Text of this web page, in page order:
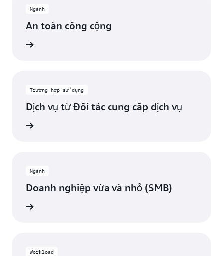
Ngành
An toàn công cộng
Trường hợp sử dụng
Dịch vụ từ Đối tác cung cấp dịch vụ
Ngành
Doanh nghiệp vừa và nhỏ (SMB)
Workload